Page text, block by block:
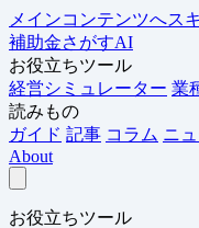
メインコンテンツへス
補助金さがすAI
お役立ちツール
経営シミュレーター 業
読みもの
ガイド 記事 コラム ニ
About
お役立ちツール